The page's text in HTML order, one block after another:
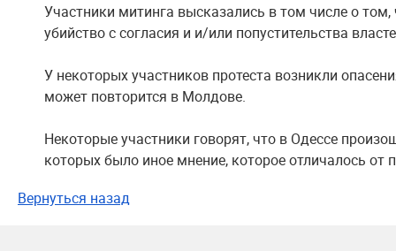
Участники митинга высказались в том числе о том,
убийство с согласия и и/или попустительства
У некоторых участников протеста возникли
может повторится в Молдове.
Некоторые участники говорят, что в Одессе
которых было иное мнение, которое отличалось от
Вернуться назад